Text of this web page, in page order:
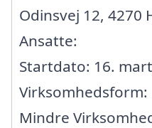
Odinsvej 12, 4270
Ansatte:
Startdato: 16.
Mindre